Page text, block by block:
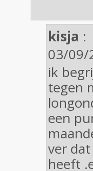
kisja :
03/09/
ik
tegen
een
ver
heeft